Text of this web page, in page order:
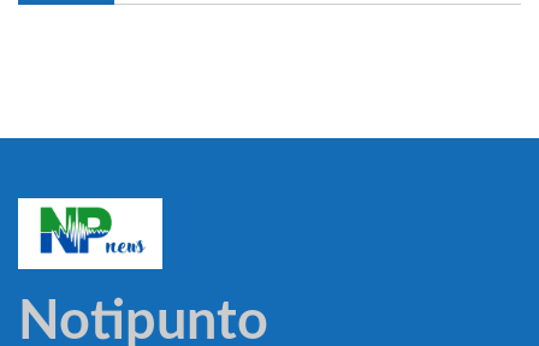
Notipunto